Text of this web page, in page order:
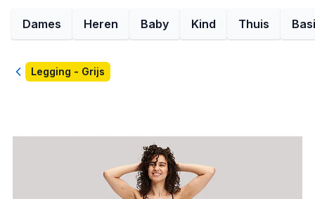
Dames Heren Baby Kind Thuis
TerugLegging - Grijs